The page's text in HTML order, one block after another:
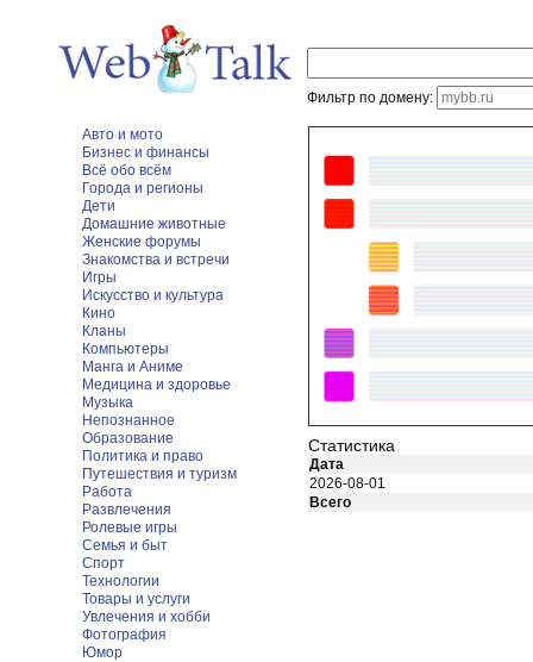
Фильтр по домену:
Авто и мото
Бизнес и финансы
Всё обо всём
Города и регионы
Дети
Домашние животные
Женские форумы
Знакомства и встречи
Игры
Искусство и культура
Кино
Кланы
Компьютеры
Манга и Аниме
Медицина и здоровье
Музыка
Непознанное
Образование
Политика и право
Путешествия и туризм
Работа
Развлечения
Ролевые игры
Семья и быт
Спорт
Технологии
Товары и услуги
Увлечения и хобби
Фотография
Юмор
Статистика
Дата
2026-08-01
Всего